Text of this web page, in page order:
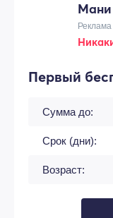
Первый
Сумма до:
Срок (дни):
Возраст: